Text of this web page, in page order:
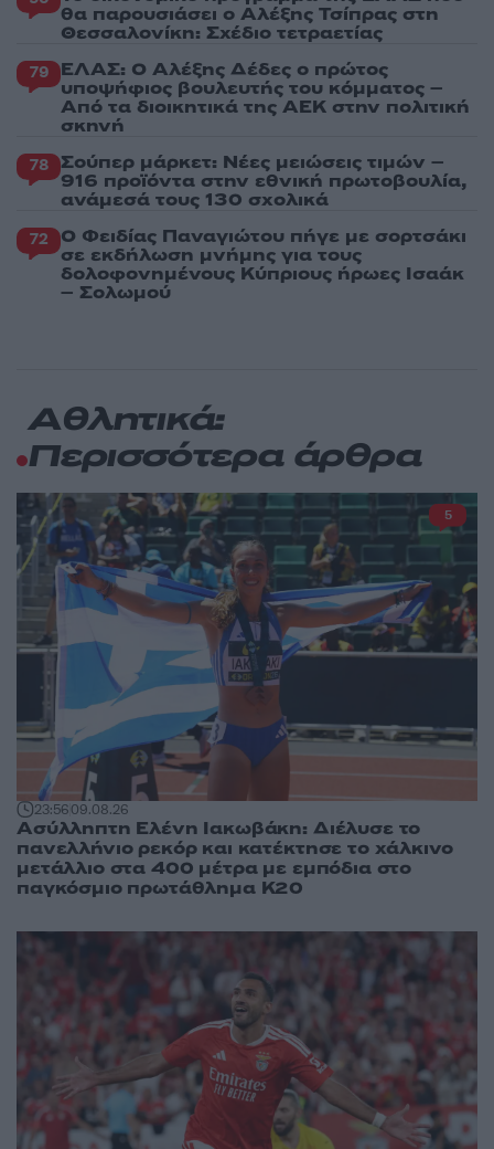
θα παρουσιάσει ο Αλέξης Τσίπρας στη
Θεσσαλονίκη: Σχέδιο τετραετίας
79 ΕΛΑΣ: Ο Αλέξης Δέδες ο πρώτος
υποψήφιος βουλευτής του κόμματος –
Από τα διοικητικά της ΑΕΚ στην πολιτική
σκηνή
78 Σούπερ μάρκετ: Νέες μειώσεις τιμών –
916 προϊόντα στην εθνική πρωτοβουλία,
ανάμεσά τους 130 σχολικά
72 Ο Φειδίας Παναγιώτου πήγε με σορτσάκι
σε εκδήλωση μνήμης για τους
δολοφονημένους Κύπριους ήρωες Ισαάκ
– Σολωμού
Αθλητικά:
Περισσότερα άρθρα
23:5609.08.26
Ασύλληπτη Ελένη Ιακωβάκη: Διέλυσε το
πανελλήνιο ρεκόρ και κατέκτησε το χάλκινο
μετάλλιο στα 400 μέτρα με εμπόδια στο
παγκόσμιο πρωτάθλημα Κ20
5